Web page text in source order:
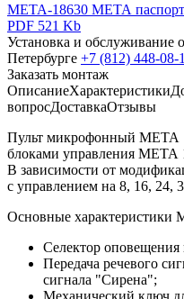
META-18630 МЕТА паспорт
PDF 521 Kb
Установка и обслуживание
Петербурге +7 (812) 448-08-
Заказать монтаж
ОписаниеХарактеристики
вопросДоставкаОтзывы
Пульт микрофонный МЕТА
блоками управления
В зависимости от
с управлением на 8, 16, 24,
Основные характеристики
Селектор оповещения
Передача речевого
сигнала "Сирена";
Механический ключ